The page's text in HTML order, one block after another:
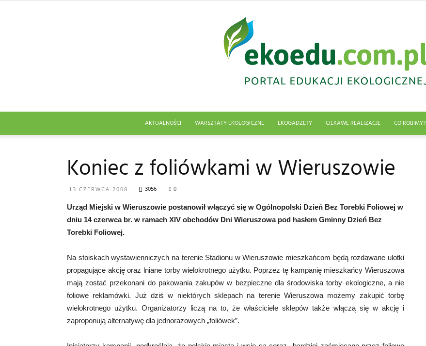
ekologiczna
Abrys
AKTUALNOŚCI WARSZTATY EKOLOGICZNE EKOGADŻETY CIEKAWE REALIZACJE CO ROBIMY?
Koniec z foliówkami w Wieruszowie
13 CZERWCA 2008 3056 0
Urząd Miejski w Wieruszowie postanowił włączyć się w Ogólnopolski Dzień Bez Torebki Foliowej w
dniu 14 czerwca br. w ramach XIV obchodów Dni Wieruszowa pod hasłem Gminny Dzień Bez
Torebki Foliowej.
Na stoiskach wystawienniczych na terenie Stadionu w Wieruszowie mieszkańcom będą rozdawane ulotki
propagujące akcję oraz lniane torby wielokrotnego użytku. Poprzez tę kampanię mieszkańcy Wieruszowa
mają zostać przekonani do pakowania zakupów w bezpieczne dla środowiska torby ekologiczne, a nie
foliowe reklamówki. Już dziś w niektórych sklepach na terenie Wieruszowa możemy zakupić torbę
wielokrotnego użytku. Organizatorzy liczą na to, że właściciele sklepów także włączą się w akcję i
zaproponują alternatywę dla jednorazowych „foliówek”.